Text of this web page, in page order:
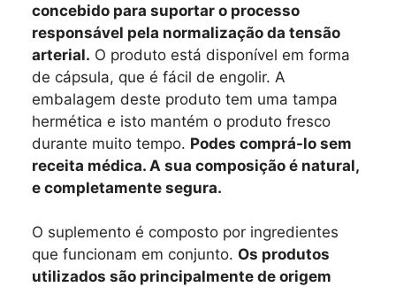
concebido para suportar o processo
responsável pela normalização da tensão
arterial. O produto está disponível em forma
de cápsula, que é fácil de engolir. A
embalagem deste produto tem uma tampa
hermética e isto mantém o produto fresco
durante muito tempo. Podes comprá-lo sem
receita médica. A sua composição é natural,
e completamente segura.
O suplemento é composto por ingredientes
que funcionam em conjunto. Os produtos
utilizados são principalmente de origem